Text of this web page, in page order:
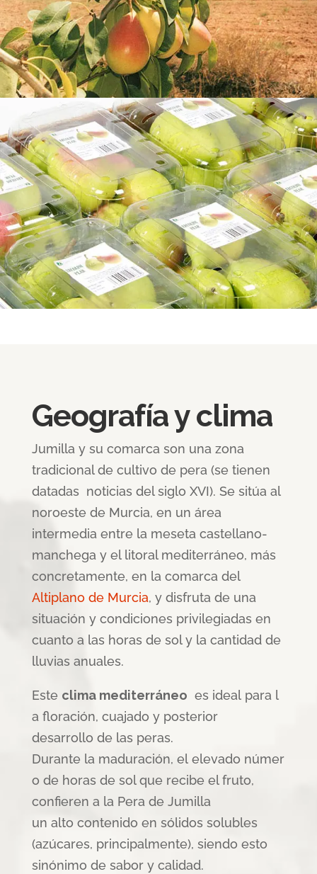
Geografía y clima
Jumilla y su comarca son una zona
tradicional de cultivo de pera (se tienen
datadas noticias del siglo XVI). Se sitúa al
noroeste de Murcia, en un área
intermedia entre la meseta castellano-
manchega y el litoral mediterráneo, más
concretamente, en la comarca del
Altiplano de Murcia, y disfruta de una
situación y condiciones privilegiadas en
cuanto a las horas de sol y la cantidad de
lluvias anuales.
Este clima mediterráneo es ideal para l
a floración, cuajado y posterior
desarrollo de las peras.
Durante la maduración, el elevado númer
o de horas de sol que recibe el fruto,
confieren a la Pera de Jumilla
un alto contenido en sólidos solubles
(azúcares, principalmente), siendo esto
sinónimo de sabor y calidad.